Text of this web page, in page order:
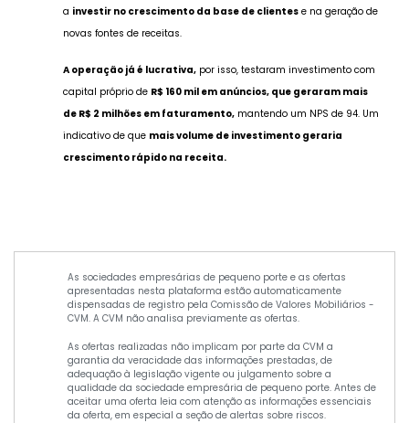
a investir no crescimento da base de clientese na geração de
novas fontes de receitas.
A operação já é lucrativa,por isso, testaram investimento com
capital próprio de R$ 160 mil em anúncios, que geraram mais
de R$ 2 milhões em faturamento,mantendo um NPS de 94. Um
indicativo de que mais volume de investimento geraria
crescimento rápido na receita.
As sociedades empresárias de pequeno porte e as ofertas
apresentadas nesta plataforma estão automaticamente
dispensadas de registro pela Comissão de Valores Mobiliários -
CVM. A CVM não analisa previamente as ofertas.
As ofertas realizadas não implicam por parte da CVM a
garantia da veracidade das informações prestadas, de
adequação à legislação vigente ou julgamento sobre a
qualidade da sociedade empresária de pequeno porte. Antes de
aceitar uma oferta leia com atenção as informações essenciais
da oferta, em especial a seção de alertas sobre riscos.